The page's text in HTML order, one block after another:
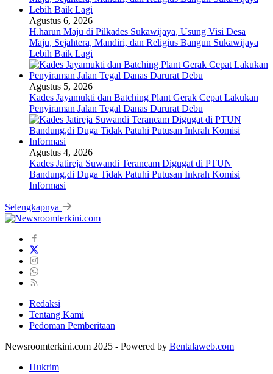
Agustus 6, 2026
H.harun Maju di Pilkades Sukawijaya, Usung Visi Desa
Maju, Sejahtera, Mandiri, dan Religius Bangun Sukawijaya
Lebih Baik Lagi
Agustus 5, 2026
Kades Jayamukti dan Batching Plant Gerak Cepat Lakukan
Penyiraman Jalan Tegal Danas Darurat Debu
Agustus 4, 2026
Kades Jatireja Suwandi Terancam Digugat di PTUN
Bandung,di Duga Tidak Patuhi Putusan Inkrah Komisi
Informasi
Selengkapnya
Redaksi
Tentang Kami
Pedoman Pemberitaan
Newsroomterkini.com 2025 - Powered by Bentalaweb.com
Hukrim